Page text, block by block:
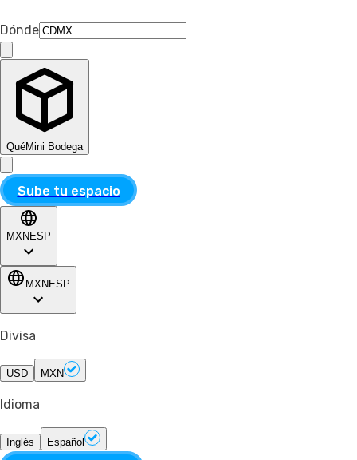
Dónde
QuéMini Bodega
Sube tu espacio
MXN ESP
MXN ESP
Divisa
USD MXN
Idioma
Inglés Español